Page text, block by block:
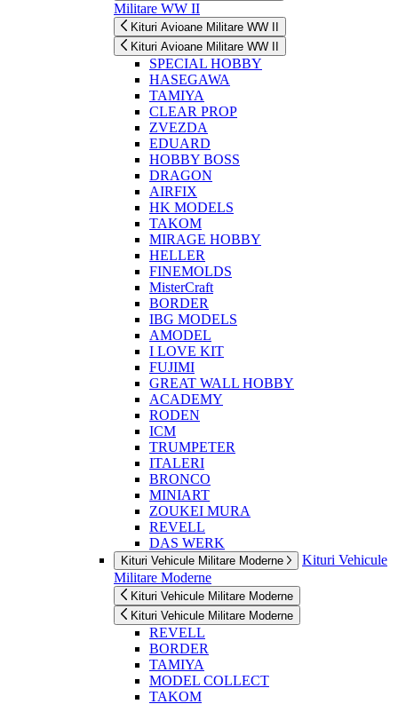
Militare WW II
Kituri Avioane Militare WW II
Kituri Avioane Militare WW II
SPECIAL HOBBY
HASEGAWA
TAMIYA
CLEAR PROP
ZVEZDA
EDUARD
HOBBY BOSS
DRAGON
AIRFIX
HK MODELS
TAKOM
MIRAGE HOBBY
HELLER
FINEMOLDS
MisterCraft
BORDER
IBG MODELS
AMODEL
I LOVE KIT
FUJIMI
GREAT WALL HOBBY
ACADEMY
RODEN
ICM
TRUMPETER
ITALERI
BRONCO
MINIART
ZOUKEI MURA
REVELL
DAS WERK
Kituri Vehicule Militare Moderne
Kituri Vehicule
Militare Moderne
Kituri Vehicule Militare Moderne
Kituri Vehicule Militare Moderne
REVELL
BORDER
TAMIYA
MODEL COLLECT
TAKOM